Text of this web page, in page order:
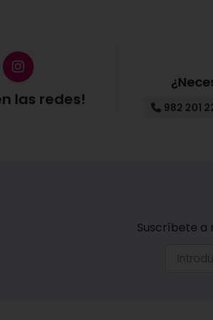
de 50 ml.
C10-18 Triglycerides;
Oil; Plukenetia Volubilis
Ferment Extract; Enteromorpha
las redes! 982 201
Suscríbete a